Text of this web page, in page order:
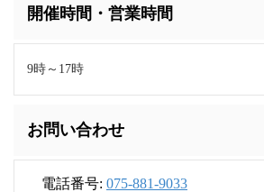
開催時間・営業時間
9時～17時
お問い合わせ
電話番号: 075-881-9033